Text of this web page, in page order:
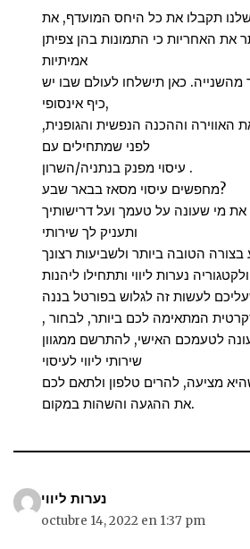
תקבלו את כל היחס המועדף, את
את האחריות כי התמונות בהן צפיתן
אמיתיות
מהשנייה. כאן תישלחו לעולם שבו יש
כיף אינסופי,
האווירה וההכנה הנפשית והגופנית,
לפני שמתחילים עם
עיסוי מפנק בנתניה/השרון .
מחפשים עיסוי מסאז בבאר שבע?
מי שעונה על טעמך ועל דרישותיך
ותעניק לך שירותי
בצורה הטובה ביותר ולשביעות רצונך
לעשות זה לגלוש בפורטל בננה
, לבחור את הדירה הדיסקרטית המתאימה לכם ביותר, לבחור
לטעמכם האישי, להתרשם ממגוון
שירותי ליווי לעיסוי
מציעה, להרים טלפון ולתאם לכם
את ההגעה והשהות במקום.
נערות ליווי
octubre 14, 2022 en 1:37 pm